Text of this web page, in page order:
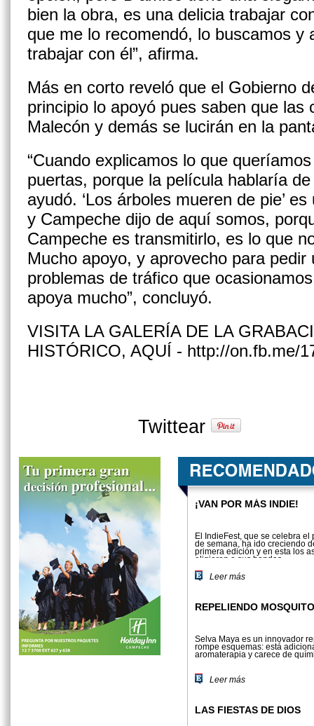
bien la obra, es una delicia trabajar
que me lo recomendó, lo buscamos y
trabajar con él”, afirma.
Más en corto reveló que el Gobierno
principio lo apoyó pues saben que las
Malecón y demás se lucirán en la
“Cuando explicamos lo que
puertas, porque la película hablaría
ayudó. ‘Los árboles mueren de pie’
y Campeche dijo de aquí somos,
Campeche es transmitirlo, es lo que
Mucho apoyo, y aprovecho para pedir
problemas de tráfico que
apoya mucho”, concluyó.
VISITA LA GALERÍA DE LA
HISTÓRICO, AQUÍ - http://on.fb.me/
Twittear
¡VAN POR MÁS INDIE!
El IndieFest, que se celebra el
de semana, ha ido creciendo
primera edición y en esta los
eligieron a sus bandas.
Leer más
REPELIENDO
Selva Maya es un innovador
rompe esquemas: está
aromaterapia y carece de
Leer más
LAS FIESTAS DE DIOS